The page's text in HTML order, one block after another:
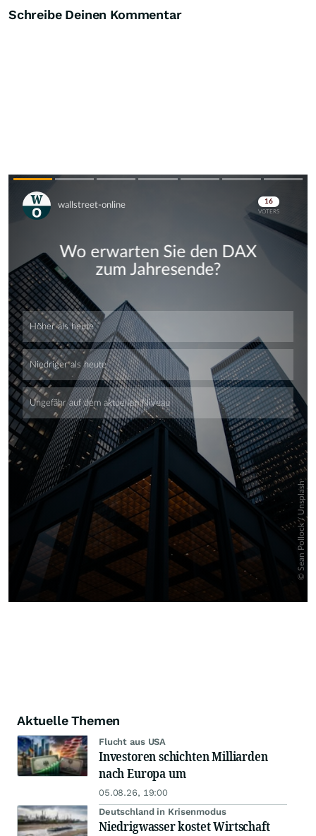
Schreibe Deinen Kommentar
Skip
Skip
Aktuelle Themen
Flucht aus USA
Investoren schichten Milliarden
nach Europa um
05.08.26, 19:00
Deutschland in Krisenmodus
Niedrigwasser kostet Wirtschaft